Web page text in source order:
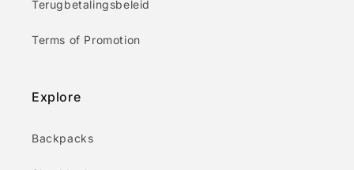
Terugbetalingsbeleid
Terms of Promotion
Explore
Backpacks